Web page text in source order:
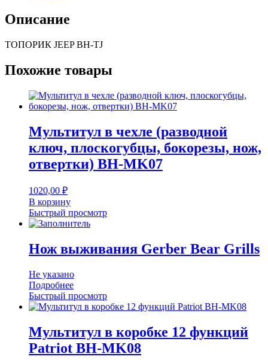
Описание
ТОПОРИК JEEP BH-TJ
Похожие товары
Мультитул в чехле (разводной
ключ, плоскогубцы, бокорезы, нож,
отвертки) BH-MK07
1020,00 ₽
В корзину
Быстрый просмотр
Нож выживания Gerber Bear Grills
Не указано
Подробнее
Быстрый просмотр
Мультитул в коробке 12 функций
Patriot BH-MK08